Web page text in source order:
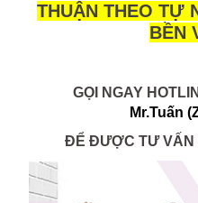
THUẬN THEO TỰ
BỀN
GỌI NGAY
Mr.Tuấn
ĐỂ ĐƯỢC TƯ VẤN